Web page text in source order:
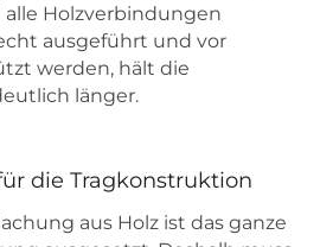
Holzverbindungen
ausgeführt und vor
werden, hält die
länger.
die Tragkonstruktion
aus Holz ist das ganze